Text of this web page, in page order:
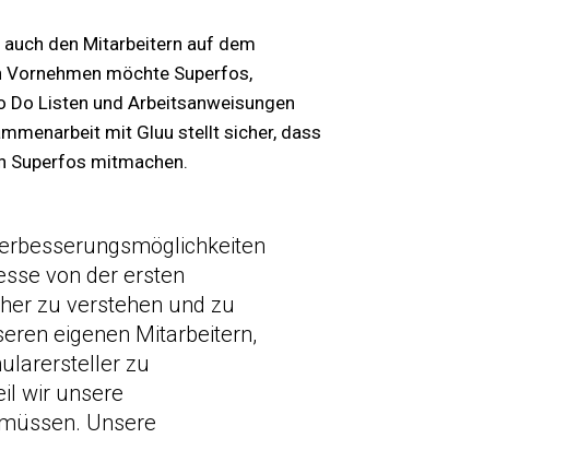
den Mitarbeitern auf dem
Vornehmen möchte Superfos,
Do Listen und Arbeitsanweisungen
mit Gluu stellt sicher, dass
Superfos mitmachen.
von der ersten
zu verstehen und zu
eigenen Mitarbeitern,
zu
wir unsere
Unsere